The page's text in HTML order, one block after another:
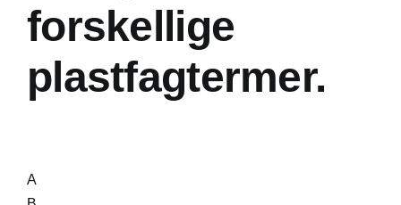
forskellige
plastfagtermer.
A